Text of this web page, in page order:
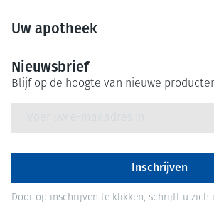
Uw apotheek
Nieuwsbrief
Blijf op de hoogte van nieuwe
Inschrijven
Door op inschrijven te klikken, schrijft u zich